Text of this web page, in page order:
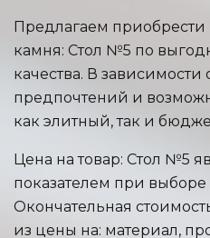
Предлагаем
камня: Стол №5 по
качества. В зависимости
предпочтений и
как элитный, так и
Цена на товар: Стол №5
показателем при
Окончательная
из цены на: материал,